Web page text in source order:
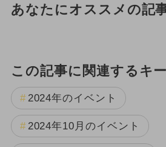
あなたにオススメの記
この記事に関連するキ
2024年のイベント
2024年10月のイベント